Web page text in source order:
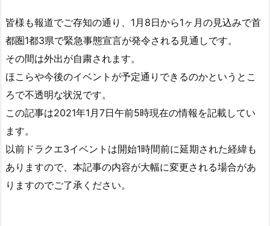
皆様も報道でご存知の通り、1月8日から1ヶ月の見込みで首
都圏1都3県で緊急事態宣言が発令される見通しです。
その間は外出が自粛されます。
ほこらや今後のイベントが予定通りできるのかというとこ
ろで不透明な状況です。
この記事は2021年1月7日午前5時現在の情報を記載してい
ます。
以前ドラクエ3イベントは開始1時間前に延期された経緯も
ありますので、本記事の内容が大幅に変更される場合があ
りますのでご了承ください。